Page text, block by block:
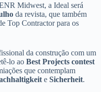
Midwest, a Ideal será
da revista, que também
Top Contractor para os
da construção com um
lo ao Best Projects contest
que contemplam
e Sicherheit.